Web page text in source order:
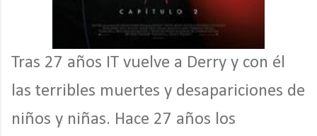
Tras 27 años IT vuelve a Derry y con él
las terribles muertes y desapariciones de
niños y niñas. Hace 27 años los